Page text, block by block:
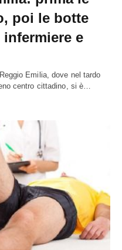
poi le botte
e
Emilia, dove nel tardo
centro cittadino, si è…